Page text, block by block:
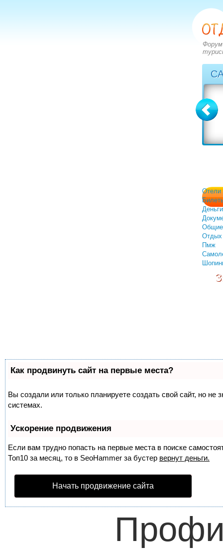
вопросов: 2828
Отели
Деньги
Общие
Отдых
Пмж
Как продвинуть сайт на первые места?
Вы создали или только планируете создать свой сайт, но
системах.
Ускорение продвижения
Если вам трудно попасть на первые места в поиске
Топ10 за месяц, то в SeoHammer за бустер вернут деньги.
Начать продвижение сайта